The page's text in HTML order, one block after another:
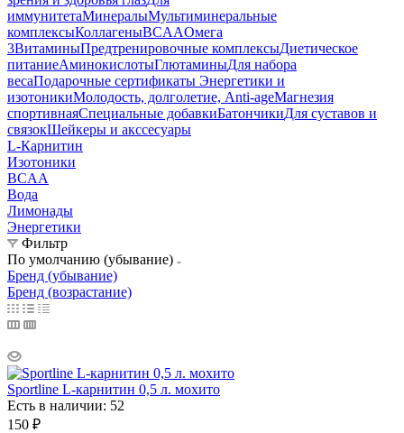
иммунитетаМинералыМультиминеральные
комплексыКоллагеныBCAAОмега
3ВитаминыПредтренировочные комплексыДиетическое
питаниеАминокислотыГлютаминыДля набора
весаПодарочные сертификаты Энергетики и
изотоникиМолодость, долголетие, Anti-ageМагнезия
спортивнаяСпециальные добавкиБатончикиДля суставов и
связокШейкеры и акссесуары
L-Карнитин
Изотоники
BCAA
Вода
Лимонады
Энергетики
Фильтр
По умолчанию (убывание)
Бренд (убывание)
Бренд (возрастание)
Sportline L-карнитин 0,5 л. мохито
Есть в наличии: 52
150 ₽